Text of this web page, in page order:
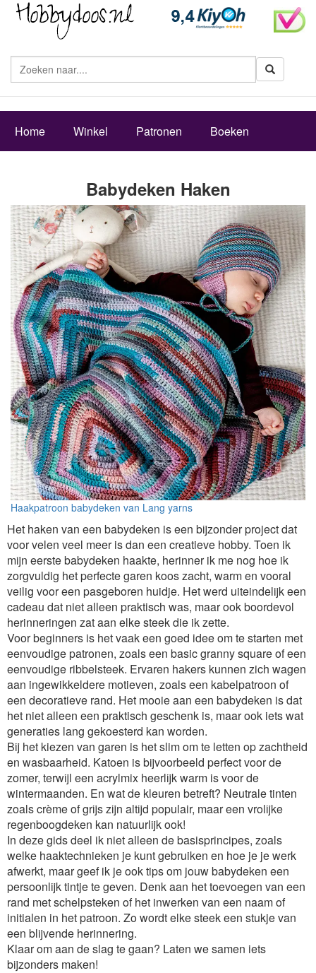
Home Winkel Patronen Boeken
Babydeken Haken
Haakpatroon babydeken van Lang yarns
Het haken van een babydeken is een bijzonder project dat
voor velen veel meer is dan een creatieve hobby. Toen ik
mijn eerste babydeken haakte, herinner ik me nog hoe ik
zorgvuldig het perfecte garen koos zacht, warm en vooral
veilig voor een pasgeboren huidje. Het werd uiteindelijk een
cadeau dat niet alleen praktisch was, maar ook boordevol
herinneringen zat aan elke steek die ik zette.
Voor beginners is het vaak een goed idee om te starten met
eenvoudige patronen, zoals een basic granny square of een
eenvoudige ribbelsteek. Ervaren hakers kunnen zich wagen
aan ingewikkeldere motieven, zoals een kabelpatroon of
een decoratieve rand. Het mooie aan een babydeken is dat
het niet alleen een praktisch geschenk is, maar ook iets wat
generaties lang gekoesterd kan worden.
Bij het kiezen van garen is het slim om te letten op zachtheid
en wasbaarheid. Katoen is bijvoorbeeld perfect voor de
zomer, terwijl een acrylmix heerlijk warm is voor de
wintermaanden. En wat de kleuren betreft? Neutrale tinten
zoals crème of grijs zijn altijd populair, maar een vrolijke
regenboogdeken kan natuurlijk ook!
In deze gids deel ik niet alleen de basisprincipes, zoals
welke haaktechnieken je kunt gebruiken en hoe je je werk
afwerkt, maar geef ik je ook tips om jouw babydeken een
persoonlijk tintje te geven. Denk aan het toevoegen van een
rand met schelpsteken of het inwerken van een naam of
initialen in het patroon. Zo wordt elke steek een stukje van
een blijvende herinnering.
Klaar om aan de slag te gaan? Laten we samen iets
bijzonders maken!